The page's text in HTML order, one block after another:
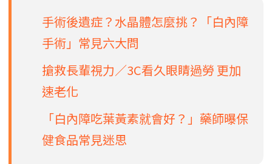
手術後遺症？水晶體怎麼挑？「白內障
手術」常見六大問
搶救長輩視力／3C看久眼睛過勞 更加
速老化
「白內障吃葉黃素就會好？」藥師曝保
健食品常見迷思